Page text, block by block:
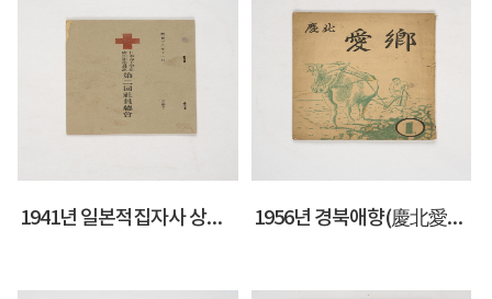
1941년 일본적집자사 상주군위원부 사원총회 자료 1956년 경북애향(慶北愛鄕)